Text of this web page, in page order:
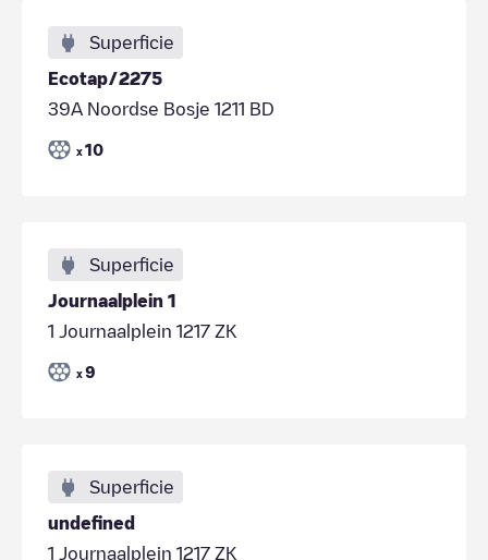
Superficie
Ecotap/2275
39A Noordse Bosje 1211 BD
x 10
Superficie
Journaalplein 1
1 Journaalplein 1217 ZK
x 9
Superficie
undefined
1 Journaalplein 1217 ZK